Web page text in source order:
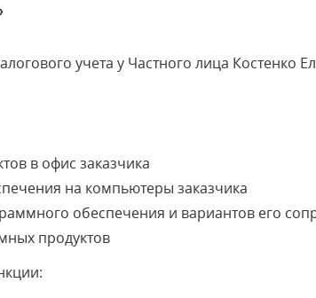
учета у Частного лица
в офис заказчика
на компьютеры заказчика
обеспечения и вариантов его
продуктов